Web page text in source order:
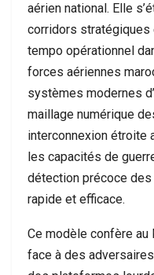
aérien national. Elle
corridors stratégiques
tempo opérationnel
forces aériennes
systèmes modernes
maillage numérique
interconnexion
les capacités de
détection précoce
rapide et efficace.
Ce modèle confère au
face à des